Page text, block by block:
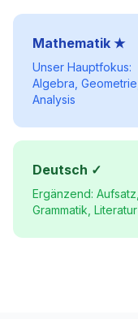
Mathematik ★
Unser Hauptfokus:
Algebra, Geometrie,
Analysis
Deutsch ✓
Ergänzend: Aufsatz,
Grammatik, Literatur